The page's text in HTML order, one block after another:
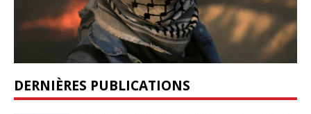
DERNIÈRES PUBLICATIONS